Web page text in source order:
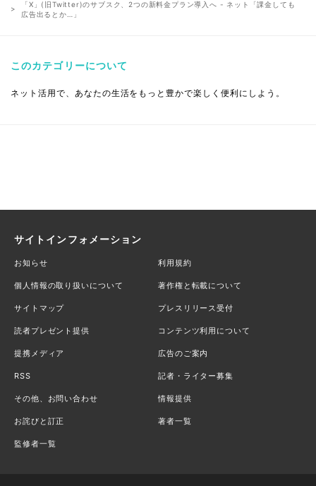
「X」(旧Twitter)のサブスク、2つの新料金プラン導入へ - ネット「課金しても
広告出るとか…」
このカテゴリーについて
ネット活用で、あなたの生活をもっと豊かで楽しく便利にしよう。
サイトインフォメーション
お知らせ 利用規約
個人情報の取り扱いについて 著作権と転載について
サイトマップ プレスリリース受付
読者プレゼント提供 コンテンツ利用について
提携メディア 広告のご案内
RSS 記者・ライター募集
その他、お問い合わせ 情報提供
お詫びと訂正 著者一覧
監修者一覧